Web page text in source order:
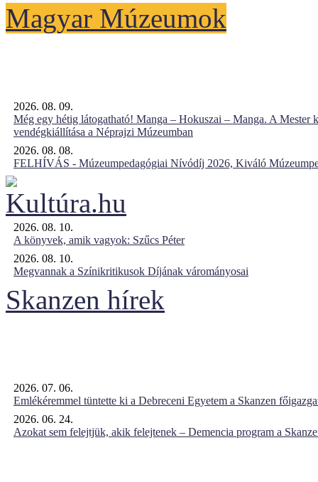
Magyar Múzeumok
2026. 08. 09.
Még egy hétig látogatható! Manga – Hokuszai – Manga. A Mester
vendégkiállítása a Néprajzi Múzeumban
2026. 08. 08.
FELHÍVÁS - Múzeumpedagógiai Nívódíj 2026, Kiváló
2026. 08. 10.
A könyvek, amik vagyok: Szűcs Péter
2026. 08. 10.
Megvannak a Színikritikusok Díjának várományosai
Skanzen hírek
2026. 07. 06.
Emlékéremmel tüntette ki a Debreceni Egyetem a Skanzen
2026. 06. 24.
Azokat sem felejtjük, akik felejtenek – Demencia program a